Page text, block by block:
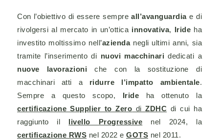
Con l’obiettivo di essere sempreall’avanguardiae di
rivolgersi al mercato in un’ottica innovativa, Iride ha
investito moltissimo nell’aziendanegli ultimi anni, sia
tramite l’inserimento di nuovi macchinari dedicati a
nuove lavorazioni che con la sostituzione di
macchinari atti a ridurre l’impatto ambientale.
Sempre a questo scopo, Iride ha ottenuto la
certificazione Supplier to Zero diZDHC di cui ha
raggiunto il livello Progressive nel 2024, la
certificazione RWS nel 2022 e GOTS nel 2011.